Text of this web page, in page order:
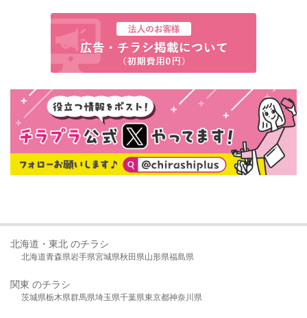
北海道・東北 のチラシ
北海道青森県岩手県宮城県秋田県山形県福島県
関東 のチラシ
茨城県栃木県群馬県埼玉県千葉県東京都神奈川県